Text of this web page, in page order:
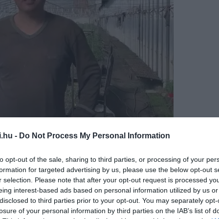
- Do Not Process My Personal Information
opt-out of the sale, sharing to third parties, or processing of your
for targeted advertising by us, please use the below opt-out
selection. Please note that after your opt-out request is processed
interest-based ads based on personal information utilized by us
to third parties prior to your opt-out. You may separately
of your personal information by third parties on the IAB’s list of
termeszteni, a hideg mellett a sötét telek is
a passzív üvegházak nem használnak áramot, a
az ázsiai ország egyes területein.
erősített két poliolefin műanyag tetőből áll. Egy
összehúzni a szigetelő takarót, így csapdába ejtve a nap